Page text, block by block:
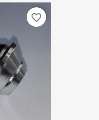
favorite_border